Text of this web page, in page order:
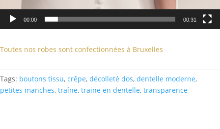
00:00 00:31
Toutes nos robes sont confectionnées à Bruxelles
Tags: boutons tissu, crêpe, décolleté dos, dentelle moderne,
petites manches, traîne, traine en dentelle, transparence